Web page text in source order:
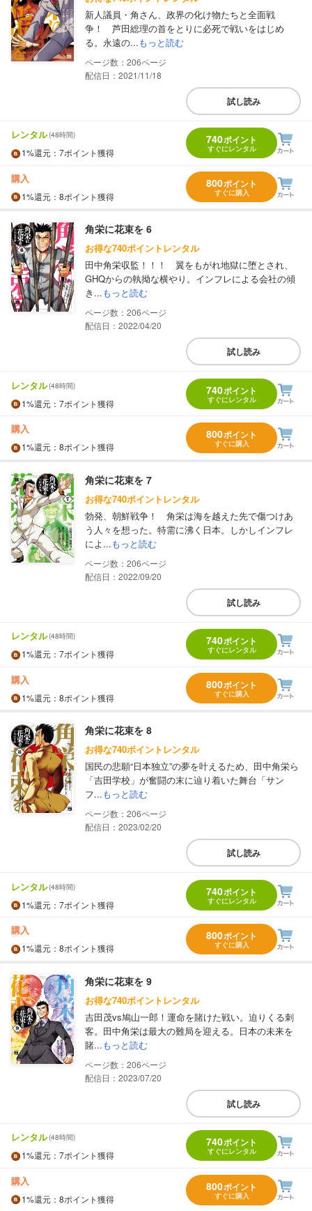
新人議員・角さん、政界の化け物たちと全面戦
争！ 芦田総理の首をとりに必死で戦いをはじめ
る。永遠の...もっと読む
206
配信日：2021/11/18
試し読み
レンタル(48時間)
1%還元 ：7ポイント獲得
740ポイント
すぐにレンタル
購入
1%還元 ：8ポイント獲得
800ポイント
すぐに購入
角栄に花束を 6
お得な740ポイントレンタル
田中角栄収監！！！ 翼をもがれ地獄に堕とされ、
GHQからの執拗な横やり。インフレによる会社の傾
き...もっと読む
206
配信日：2022/04/20
試し読み
レンタル(48時間)
1%還元 ：7ポイント獲得
740ポイント
すぐにレンタル
購入
1%還元 ：8ポイント獲得
800ポイント
すぐに購入
角栄に花束を 7
お得な740ポイントレンタル
勃発、朝鮮戦争！ 角栄は海を越えた先で傷つけあ
う人々を想った。特需に沸く日本。しかしインフレ
によ...もっと読む
206
配信日：2022/09/20
試し読み
レンタル(48時間)
1%還元 ：7ポイント獲得
740ポイント
すぐにレンタル
購入
1%還元 ：8ポイント獲得
800ポイント
すぐに購入
角栄に花束を 8
お得な740ポイントレンタル
国民の悲願“日本独立”の夢を叶えるため、田中角栄ら
「吉田学校」が奮闘の末に辿り着いた舞台「サン
フ...もっと読む
206
配信日：2023/02/20
試し読み
レンタル(48時間)
1%還元 ：7ポイント獲得
740ポイント
すぐにレンタル
購入
1%還元 ：8ポイント獲得
800ポイント
すぐに購入
角栄に花束を 9
お得な740ポイントレンタル
吉田茂vs鳩山一郎！運命を賭けた戦い。迫りくる刺
客。田中角栄は最大の難局を迎える。日本の未来を
賭...もっと読む
206
配信日：2023/07/20
試し読み
レンタル(48時間)
1%還元 ：7ポイント獲得
740ポイント
すぐにレンタル
購入
1%還元 ：8ポイント獲得
800ポイント
すぐに購入